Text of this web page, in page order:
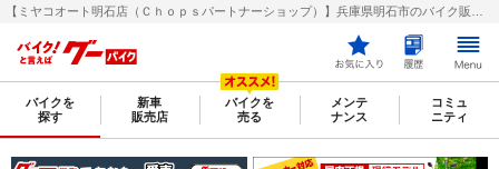
バイクを
探す
新車
販売店
バイクを
売る
メンテ
ナンス
コミュ
ニティ